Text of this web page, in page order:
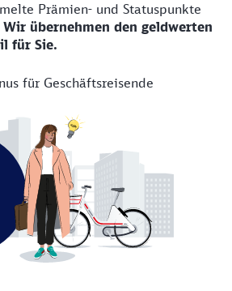
Prämien- und Statuspunkte
Wir übernehmen den geldwerten
für Sie.
für Geschäftsreisende